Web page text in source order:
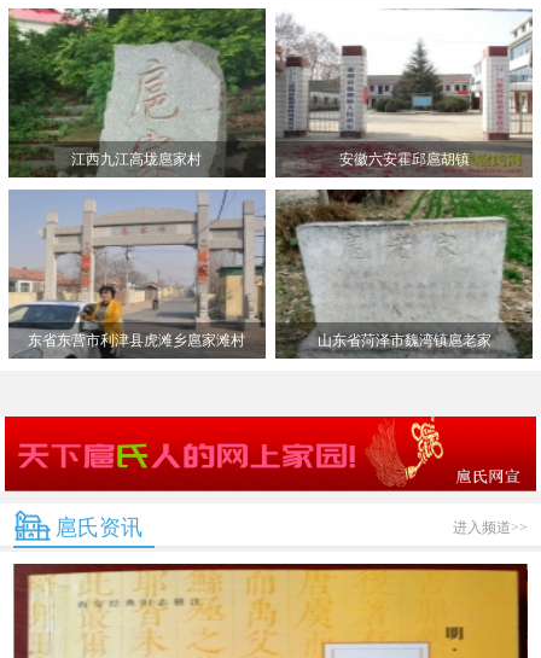
江西九江高垅扈家村 安徽六安霍邱扈胡镇
东省东营市利津县虎滩乡扈家滩村 山东省菏泽市魏湾镇扈老家
扈氏资讯 进入频道>>